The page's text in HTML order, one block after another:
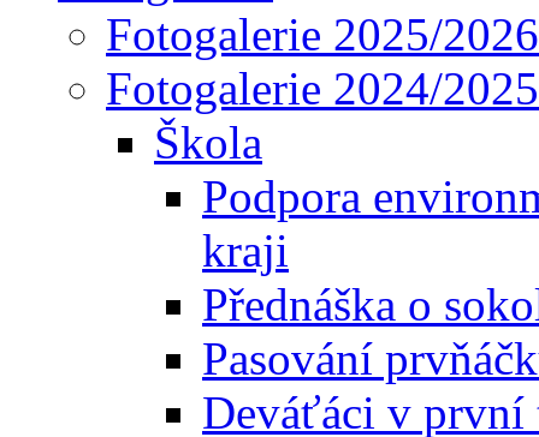
Fotogalerie 2025/2026
Fotogalerie 2024/2025
Škola
Podpora
kraji
Přednáška o
Pasování
Deváťáci v první